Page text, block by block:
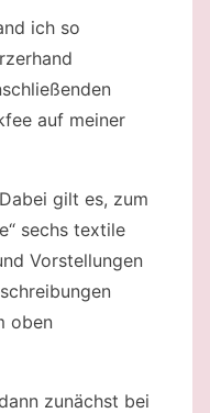
ich so
auf meiner
gilt es, zum
sechs textile
Vorstellungen
oben
zunächst bei